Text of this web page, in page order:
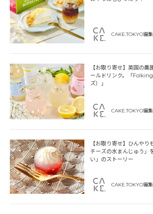
CAKE.TOKYO編
【お取り寄せ】英国の
ールドリンク。「
ズ）」
CAKE.TOKYO編
【お取り寄せ】ひんや
チーズの水まんじゅう」
い」のストーリー
CAKE.TOKYO編